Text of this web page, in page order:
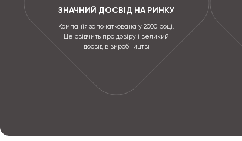
ЗНАЧНИЙ ДОСВІД НА РИНКУ
Компанія започаткована у 2000 році.
Це свідчить про довіру і великий
досвід в виробництві